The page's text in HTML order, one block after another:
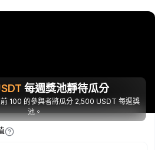
每週獎池靜待瓜分
100 的參與者將瓜分 2,500 USDT 每週獎
池。